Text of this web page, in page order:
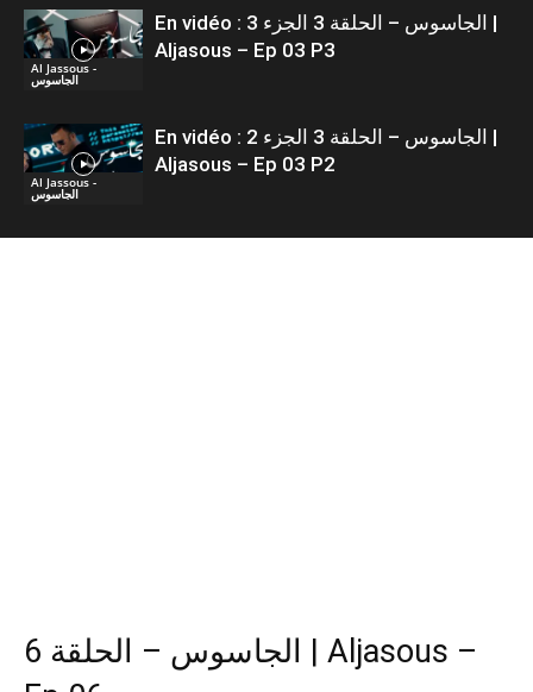
Al Jassous -
الجاسوس
En vidéo : الجاسوس – الحلقة 3 الجزء 3 |
Aljasous – Ep 03 P3
Al Jassous -
الجاسوس
En vidéo : الجاسوس – الحلقة 3 الجزء 2 |
Aljasous – Ep 03 P2
الجاسوس – الحلقة 6 | Aljasous –